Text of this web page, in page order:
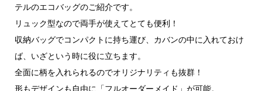
テルのエコバッグのご紹介です。
リュック型なので両手が使えてとても便利！
収納バッグでコンパクトに持ち運び、カバンの中に入れておけ
ば、いざという時に役に立ちます。
全面に柄を入れられるのでオリジナリティも抜群！
形もデザインも自由に「フルオーダーメイド」が可能。